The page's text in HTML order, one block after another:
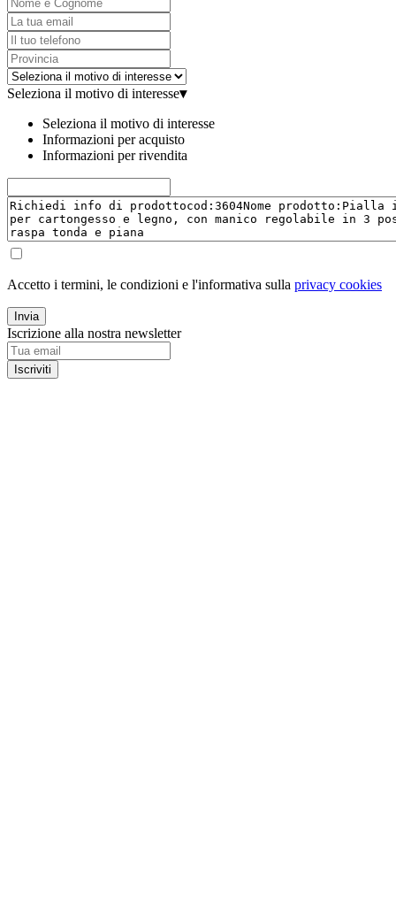
Seleziona il motivo di interesse▾
Seleziona il motivo di interesse
Informazioni per acquisto
Informazioni per rivendita
Accetto i termini, le condizioni e l'informativa sulla privacy cookies
Invia
Iscrizione alla nostra newsletter